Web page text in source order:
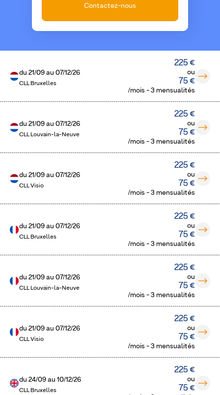
Contactez-nous
du21/09 au07/12/26
CLL Bruxelles
225 €
ou
75 €
/mois - 3 mensualités
du21/09 au07/12/26
CLL Louvain-la-Neuve
225 €
ou
75 €
/mois - 3 mensualités
du21/09 au07/12/26
CLL Visio
225 €
ou
75 €
/mois - 3 mensualités
du21/09 au07/12/26
CLL Bruxelles
225 €
ou
75 €
/mois - 3 mensualités
du21/09 au07/12/26
CLL Louvain-la-Neuve
225 €
ou
75 €
/mois - 3 mensualités
du21/09 au07/12/26
CLL Visio
225 €
ou
75 €
/mois - 3 mensualités
du24/09 au10/12/26
CLL Bruxelles
225 €
ou
75 €